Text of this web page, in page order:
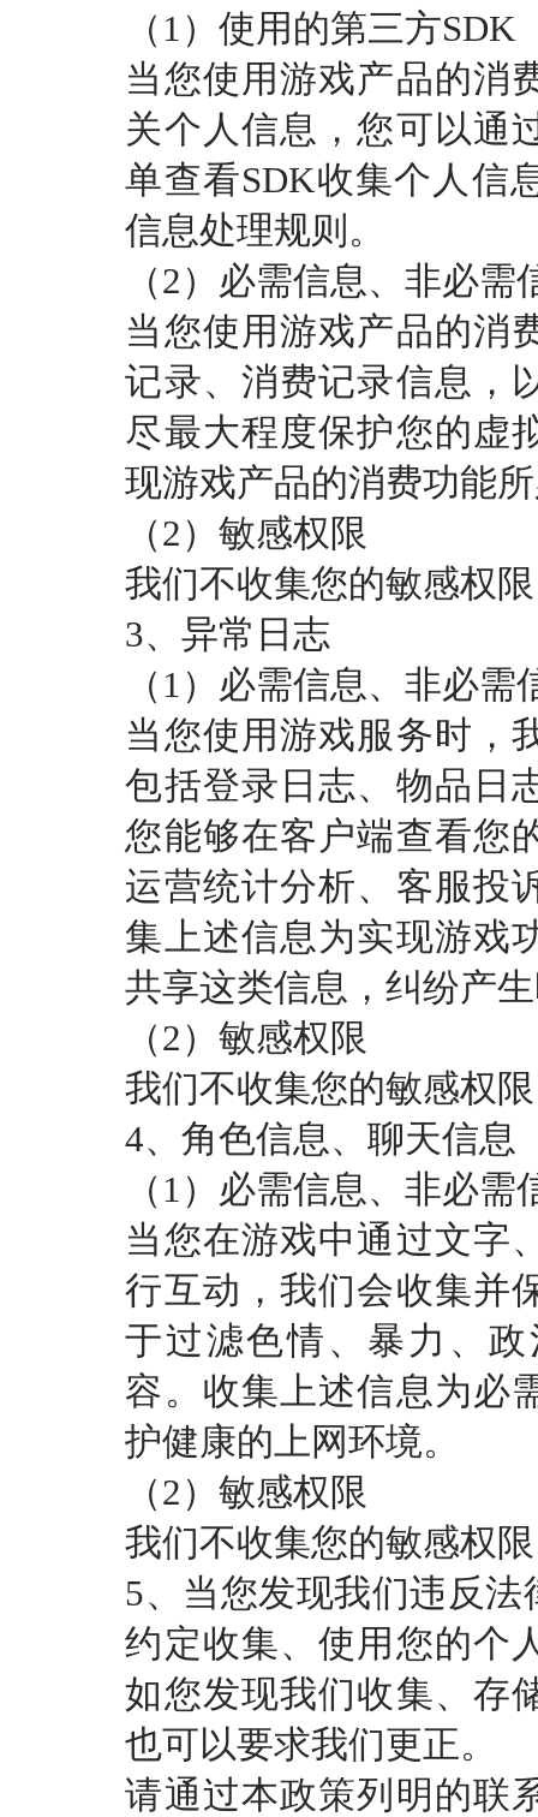
（ 1）使用的第三方SDK
当您使用游戏产品的消
关个人信息，您可以通
单查看SDK收集个人信
信息处理规则。
（2）必需信息、非必需
当您使用游戏产品的消
记录、消费记录信息，
尽最大程度保护您的虚
现游戏产品的消费功能
（2）敏感权限
我们不收集您的敏感权
3、异常日志
（ 1）必需信息、非必需
当您使用游戏服务时，
包括登录日志、物品日
您能够在客户端查看您
运营统计分析、客服投
集上述信息为实现游戏
共享这类信息，纠纷产
（2）敏感权限
我们不收集您的敏感权
4、角色信息、聊天信息
（ 1）必需信息、非必需
当您在游戏中通过文字
行互动，我们会收集并
于过滤色情、暴力、
容。收集上述信息为必
护健康的上网环境。
（2）敏感权限
我们不收集您的敏感权
5、当您发现我们违反
约定收集、使用您的个
如您发现我们收集、存
也可以要求我们更正。
请通过本政策列明的联